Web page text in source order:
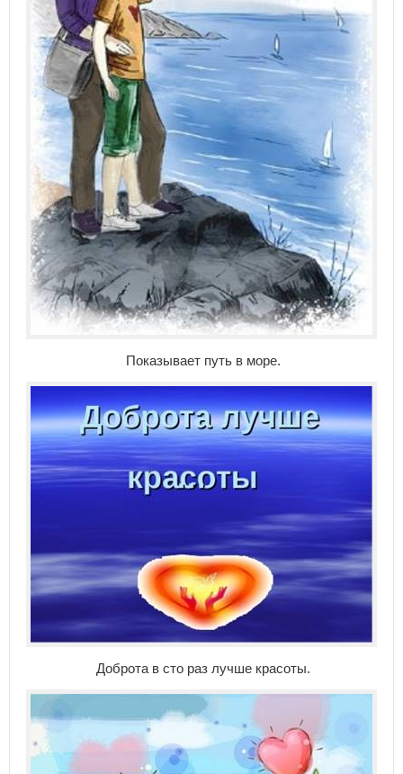
Показывает путь в море.
Доброта в сто раз лучше красоты.